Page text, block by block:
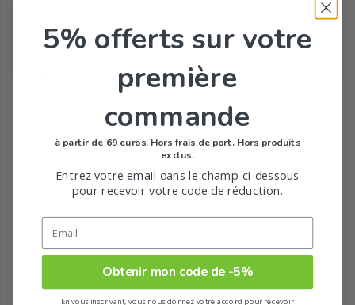
Tous les produits de la marque
5% offerts sur votre
première
commande
à partir de 69 euros. Hors frais de port. Hors produits
exclus.
Entrez votre email dans le champ ci-dessous
pour recevoir votre code de réduction.
Obtenir mon code de -5%
En vous inscrivant, vous nous donnez votre accord pour recevoir